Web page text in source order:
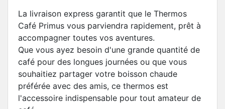
La livraison express garantit que le Thermos
Café Primus vous parviendra rapidement, prêt à
accompagner toutes vos aventures.
Que vous ayez besoin d'une grande quantité de
café pour des longues journées ou que vous
souhaitiez partager votre boisson chaude
préférée avec des amis, ce thermos est
l'accessoire indispensable pour tout amateur de